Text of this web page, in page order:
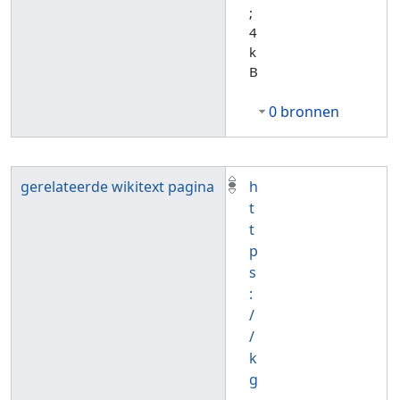
;
4
k
B
0 bronnen
gerelateerde wikitext pagina
h
t
t
p
s
:
/
/
k
g